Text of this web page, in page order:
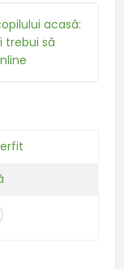
acasă:
trebui să